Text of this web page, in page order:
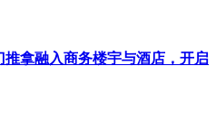
拿融入商务楼宇与酒店，开启